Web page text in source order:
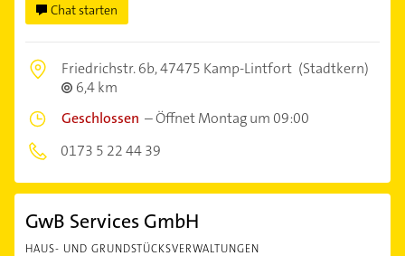
Chat starten
Friedrichstr. 6b,47475 Kamp-Lintfort (Stadtkern)
6,4 km
Geschlossen –Öffnet Montag um 09:00
0173 5 22 44 39
GwB Services GmbH
HAUS- UND GRUNDSTÜCKSVERWALTUNGEN